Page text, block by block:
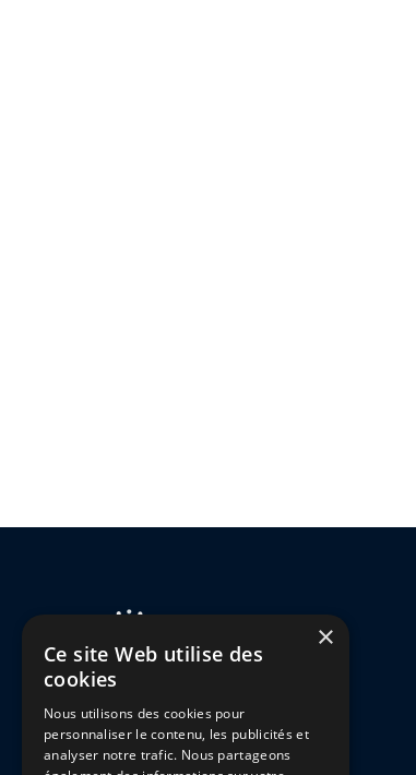
1336 Ch. De Waterloo
1180 Bruxelles
×
Ce site Web utilise des
cookies
Nous utilisons des cookies pour
personnaliser le contenu, les publicités et
analyser notre trafic. Nous partageons